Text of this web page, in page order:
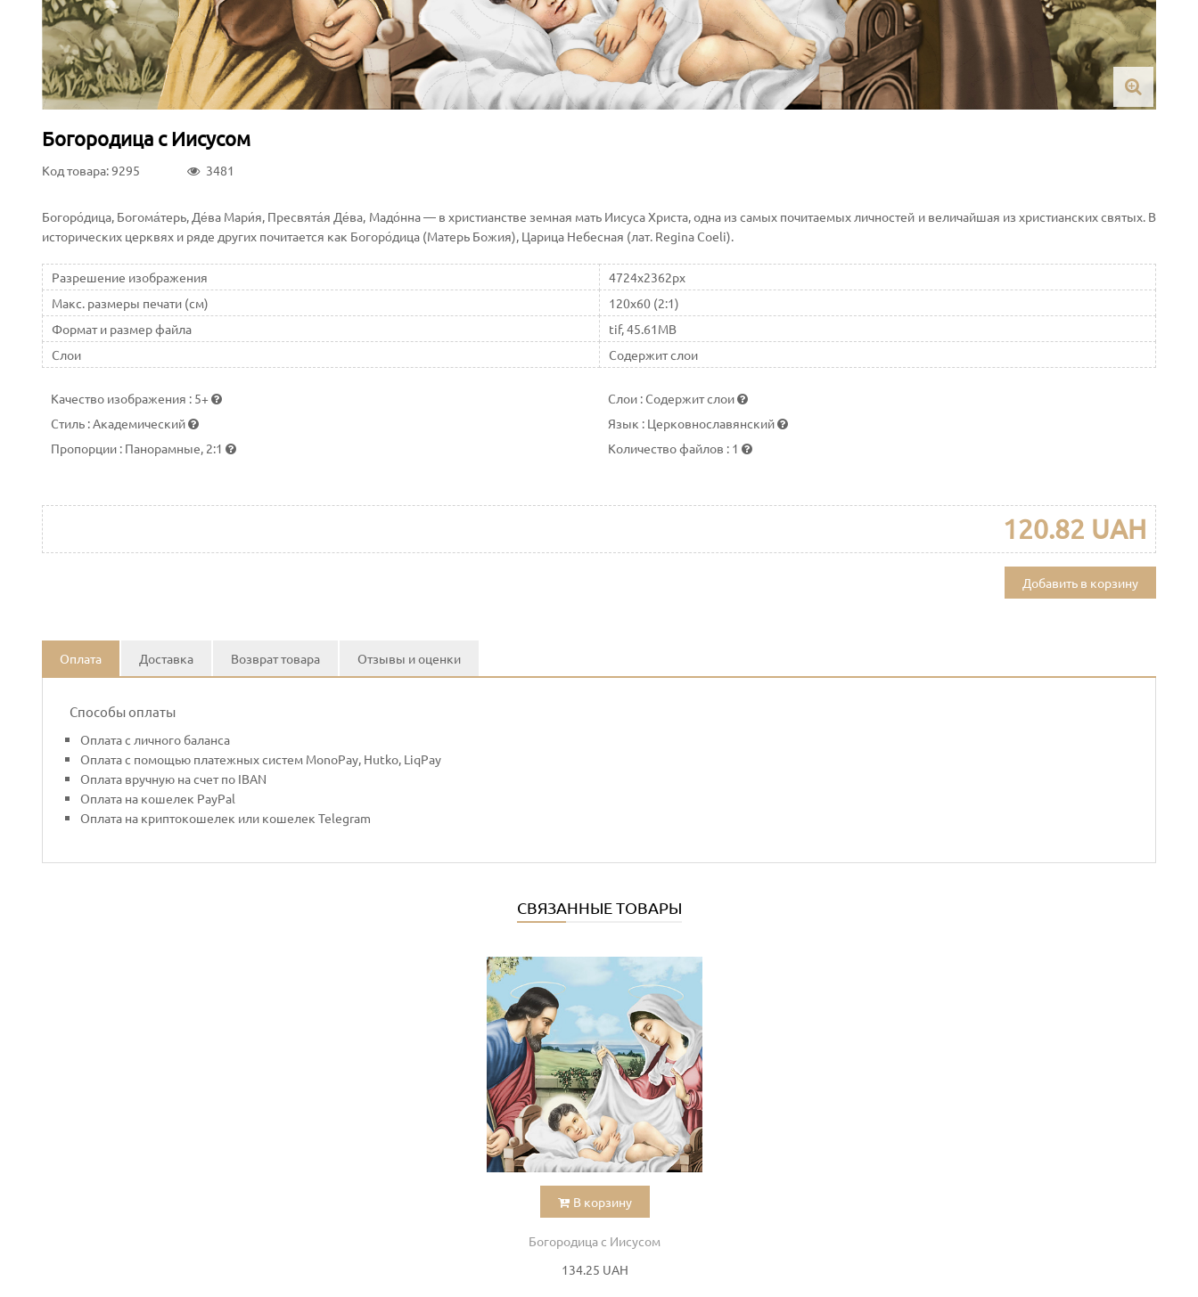
Богородица с Иисусом
Код товара: 9295 3481
Богоро́дица, Богома́терь, Де́ва Мари́я, Пресвята́я Де́ва, Мадо́нна — в христианстве земная мать Иисуса Христа, одна из самых почитаемых личностей и величайшая из христианских святых. В
исторических церквях и ряде других почитается как Богоро́дица (Матерь Божия), Царица Небесная (лат. Regina Coeli).
Разрешение изображения
4724x2362px
Макс. размеры печати (см)
120x60 (2:1)
Формат и размер файла
tif, 45.61MB
Слои
Содержит слои
Качество изображения : 5+ Слои :Содержит слои
Стиль : Академический Язык : Церковнославянский
Пропорции : Панорамные, 2:1 Количество файлов : 1
120.82 UAH
Добавить в корзину
Оплата Доставка Возврат товара Отзывы и оценки
Способы оплаты
Оплата с личного баланса
Оплата с помощью платежных систем MonoPay, Hutko, LiqPay
Оплата вручную на счет по IBAN
Оплата на кошелек PayPal
Оплата на криптокошелек или кошелек Telegram
СВЯЗАННЫЕ ТОВАРЫ
В корзину
Богородица с Иисусом
134.25 UAH